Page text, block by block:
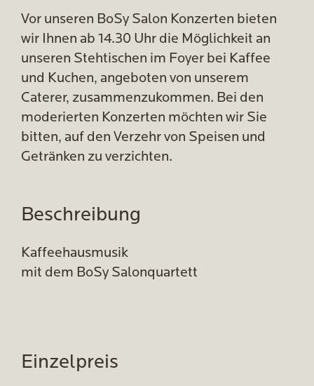
Vor unseren BoSy Salon Konzerten bieten
wir Ihnen ab 14.30 Uhr die Möglichkeit an
unseren Stehtischen im Foyer bei Kaffee
und Kuchen, angeboten von unserem
Caterer, zusammenzukommen. Bei den
moderierten Konzerten möchten wir Sie
bitten, auf den Verzehr von Speisen und
Getränken zu verzichten.
Beschreibung
Kaffeehausmusik
mit dem BoSy Salonquartett
Einzelpreis